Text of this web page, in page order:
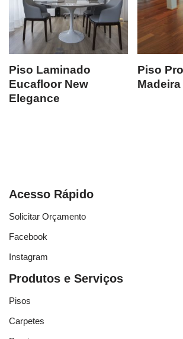
Piso Laminado
Eucafloor New
Elegance
Piso
Acesso Rápido
Solicitar Orçamento
Facebook
Instagram
Produtos e Serviços
Pisos
Carpetes